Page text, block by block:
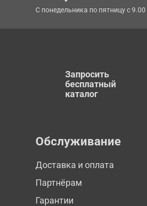
С понедельника по пятницу с
Запросить
бесплатный
каталог
Обслуживание
Доставка и оплата
Партнёрам
Гарантии